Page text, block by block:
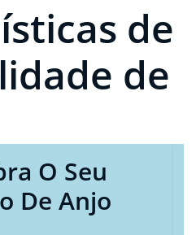
de
de
O Seu
De Anjo